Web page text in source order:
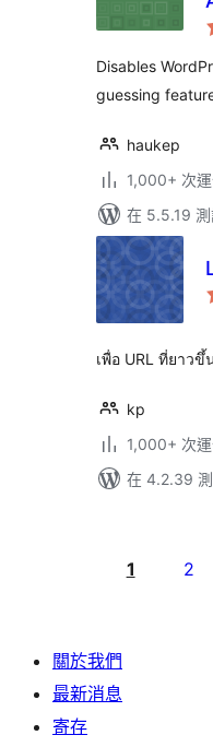
Disables
guessing
haukep
1,000+ 次
在 5.5.19 測
เพื่อ URL ที่ยาว
kp
1,000+ 次
在 4.2.39
1 2
關於我們
最新消息
寄存